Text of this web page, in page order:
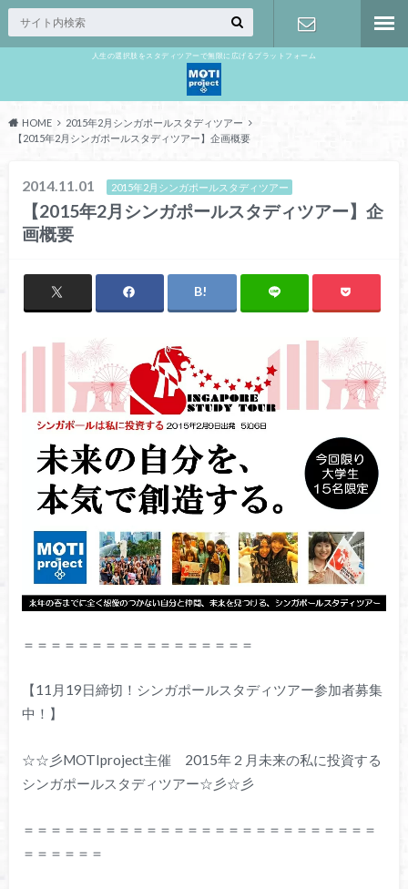
人生の選択肢をスタディツアーで無限に広げるプラットフォーム
HOME
2015年2月シンガポールスタディツアー
【2015年2月シンガポールスタディツアー】企画概要
2014.11.01 2015年2月シンガポールスタディツアー
【2015年2月シンガポールスタディツアー】企
画概要
＝＝＝＝＝＝＝＝＝＝＝＝＝＝＝＝＝
【11月19日締切！シンガポールスタディツアー参加者募集
中！】
☆☆彡MOTIproject主催 2015年２月未来の私に投資する
シンガポールスタディツアー☆彡☆彡
＝＝＝＝＝＝＝＝＝＝＝＝＝＝＝＝＝＝＝＝＝＝＝＝＝＝
＝＝＝＝＝＝